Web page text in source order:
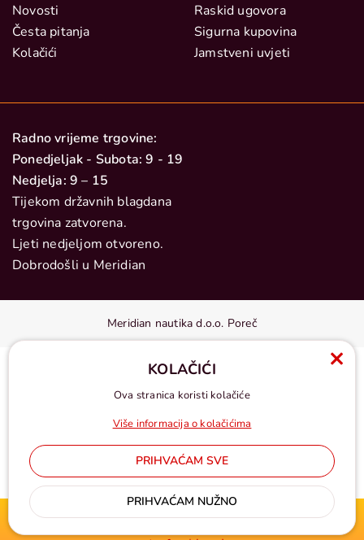
Novosti
Česta pitanja
Kolačići
Raskid ugovora
Sigurna kupovina
Jamstveni uvjeti
Radno vrijeme trgovine:
Ponedjeljak - Subota: 9 - 19
Nedjelja: 9 – 15
Tijekom državnih blagdana
trgovina zatvorena.
Ljeti nedjeljom otvoreno.
Dobrodošli u Meridian
Meridian nautika d.o.o. Poreč
Cijene u eurima, pdv uključen
KOLAČIĆI
Ova stranica koristi kolačiće
Više informacija o kolačićima
PRIHVAĆAM SVE
PRIHVAĆAM NUŽNO